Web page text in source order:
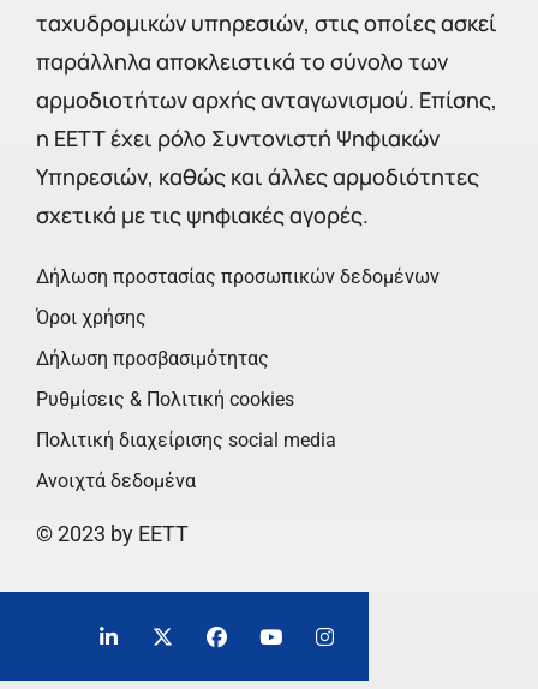
ταχυδρομικών υπηρεσιών, στις οποίες ασκεί
παράλληλα αποκλειστικά το σύνολο των
αρμοδιοτήτων αρχής ανταγωνισμού. Επίσης,
η ΕΕΤΤ έχει ρόλο Συντονιστή Ψηφιακών
Υπηρεσιών, καθώς και άλλες αρμοδιότητες
σχετικά με τις ψηφιακές αγορές.
Δήλωση προστασίας προσωπικών δεδομένων
Όροι χρήσης
Δήλωση προσβασιμότητας
Ρυθμίσεις & Πολιτική cookies
Πολιτική διαχείρισης social media
Ανοιχτά δεδομένα
© 2023 by EETT